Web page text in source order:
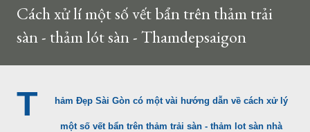
Cách xử lí một số vết bẩn trên thảm trải
sàn - thảm lót sàn - Thamdepsaigon
T hảm Đẹp Sài Gòn có một vài hướng dẫn về cách xử lý
một số vết bẩn trên thảm trải sàn - thảm lot sàn nhà